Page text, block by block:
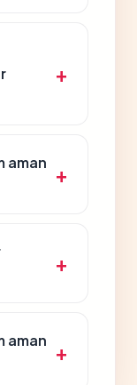
aman
aman